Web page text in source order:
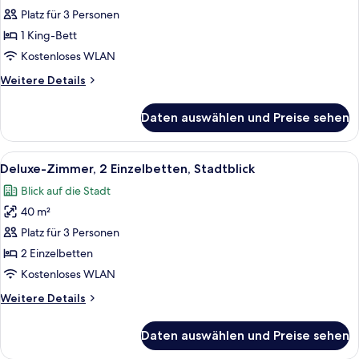
(Classic)
Zimmer,
1 King-
Bett,
anzeigen
Platz für 3 Personen
1 King-Bett
Kostenloses WLAN
Weitere Details
Weitere
Zimmer,
1 King-
Bett,
Daten auswählen und Preise sehen
Alle
Fotos
für
Deluxe-
Zimmer,
2 Einzelbetten,
Stadtblick
Deluxe-Zimmer, 2 Einzelbetten,
10
Deluxe-Zimmer, 2 Einzelbetten, Stadtblick
Blick auf die Stadt
40 m²
Platz für 3 Personen
2 Einzelbetten
Kostenloses WLAN
Weitere Details
Weitere
Zimmer,
Daten auswählen und Preise sehen